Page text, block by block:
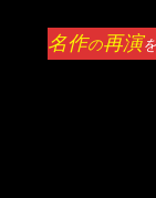
名作の再演を